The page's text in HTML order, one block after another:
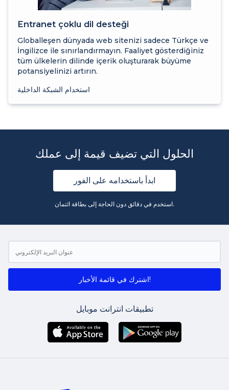
Entranet çoklu dil desteği
Globalleşen dünyada web sitenizi sadece Türkçe ve
İngilizce ile sınırlandırmayın. Faaliyet gösterdiğiniz
tüm ülkelerin dilinde içerik oluşturarak büyüme
potansiyelinizi artırın.
استخدام الشبكة الداخلية
الحلول التي تضيف قيمة إلى عملك
ابدأ باستخدامه على الفور
استخدم في دقائق دون الحاجة إلى بطاقة ائتمان.
اشترك في قائمة الأخبار!
تطبيقات انترانت موبايل